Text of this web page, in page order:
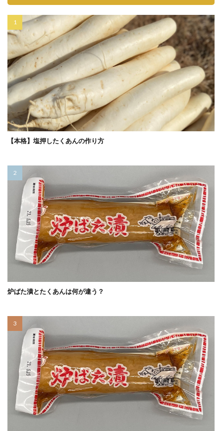
【本格】塩押したくあんの作り方
炉ばた漬とたくあんは何が違う？